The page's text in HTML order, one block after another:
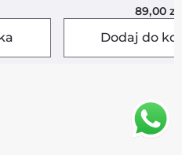
89,00zł
Dodaj do